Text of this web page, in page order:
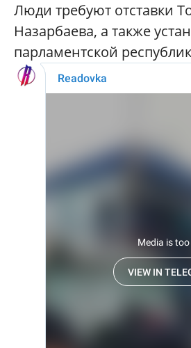
Люди требуют отставки
Назарбаева, а также
парламентской